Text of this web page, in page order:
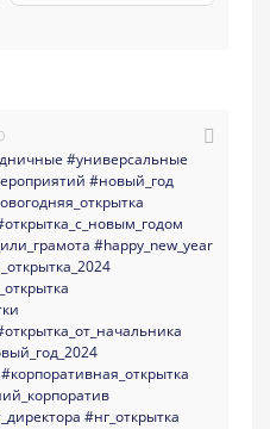
#универсальные
#новый_год
#happy_new_year
#корпоративная_открытка
#нг_открытка